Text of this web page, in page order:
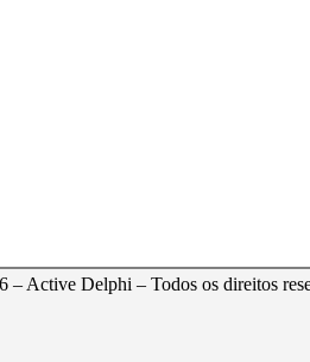
Active Delphi – Todos os direitos